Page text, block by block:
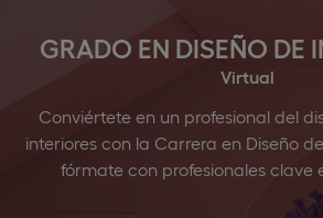
GRADO EN DISEÑO DE
Virtual
Conviértete en un profesional del
interiores con la Carrera en Diseño
fórmate con profesionales clave